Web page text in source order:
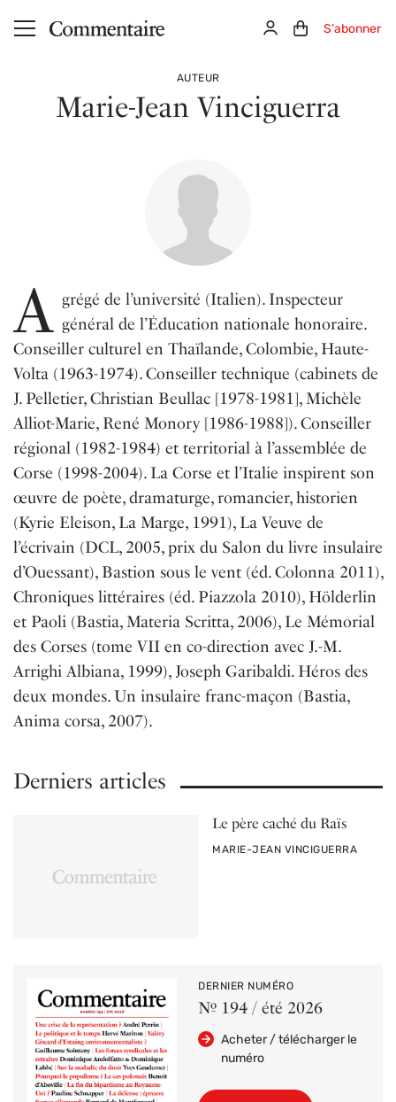
Aller au contenu principal ConnexionPanier (0)
S'abonner
AUTEUR
Marie-Jean Vinciguerra
A grégé de l’université (Italien). Inspecteur
général de l’Éducation nationale honoraire.
Conseiller culturel en Thaïlande, Colombie, Haute-
Volta (1963-1974). Conseiller technique (cabinets de
J. Pelletier, Christian Beullac [1978-1981], Michèle
Alliot-Marie, René Monory [1986-1988]). Conseiller
régional (1982-1984) et territorial à l’assemblée de
Corse (1998-2004). La Corse et l’Italie inspirent son
œuvre de poète, dramaturge, romancier, historien
(Kyrie Eleison, La Marge, 1991), La Veuve de
l’écrivain (DCL, 2005, prix du Salon du livre insulaire
d’Ouessant), Bastion sous le vent (éd. Colonna 2011),
Chroniques littéraires (éd. Piazzola 2010), Hölderlin
et Paoli (Bastia, Materia Scritta, 2006), Le Mémorial
des Corses (tome VII en co-direction avec J.-M.
Arrighi Albiana, 1999), Joseph Garibaldi. Héros des
deux mondes. Un insulaire franc-maçon (Bastia,
Anima corsa, 2007).
Derniers articles
Le père caché du Raïs
PAR
MARIE-JEAN VINCIGUERRA
DERNIER NUMÉRO
Nº 194 / été 2026
Acheter / télécharger le
numéro